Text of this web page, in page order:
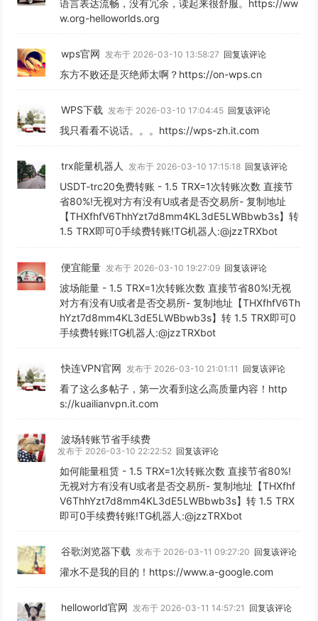
语言表达流畅，没有冗余，读起来很舒服。https://ww
w.org-helloworlds.org
wps官网 发布于 2026-03-10 13:58:27 回复该评论
东方不败还是灭绝师太啊？https://on-wps.cn
WPS下载 发布于 2026-03-10 17:04:45 回复该评论
我只看看不说话。。。https://wps-zh.it.com
trx能量机器人 发布于 2026-03-10 17:15:18 回复该评论
USDT-trc20免费转账 - 1.5 TRX=1次转账次数 直接节
省80%!无视对方有没有U或者是否交易所- 复制地址
【THXfhfV6ThhYzt7d8mm4KL3dE5LWBbwb3s】转
1.5 TRX即可0手续费转账!TG机器人:@jzzTRXbot
便宜能量 发布于 2026-03-10 19:27:09 回复该评论
波场能量 - 1.5 TRX=1次转账次数 直接节省80%!无视
对方有没有U或者是否交易所- 复制地址【THXfhfV6Th
hYzt7d8mm4KL3dE5LWBbwb3s】转 1.5 TRX即可0
手续费转账!TG机器人:@jzzTRXbot
快连VPN官网 发布于 2026-03-10 21:01:11 回复该评论
看了这么多帖子，第一次看到这么高质量内容！http
s://kuailianvpn.it.com
波场转账节省手续费
发布于 2026-03-10 22:22:52 回复该评论
如何能量租赁 - 1.5 TRX=1次转账次数 直接节省80%!
无视对方有没有U或者是否交易所- 复制地址【THXfhf
V6ThhYzt7d8mm4KL3dE5LWBbwb3s】转 1.5 TRX
即可0手续费转账!TG机器人:@jzzTRXbot
谷歌浏览器下载 发布于 2026-03-11 09:27:20 回复该评论
灌水不是我的目的！https://www.a-google.com
helloworld官网 发布于 2026-03-11 14:57:21 回复该评论